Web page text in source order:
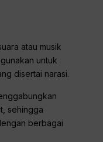
atau musik
untuk
disertai narasi.
sehingga
berbagai